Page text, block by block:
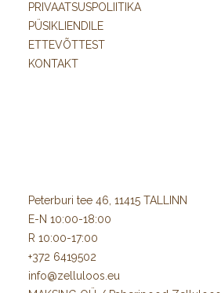
PRIVAATSUSPOLIITIKA
PÜSIKLIENDILE
ETTEVÕTTEST
KONTAKT
Peterburi tee 46, 11415 TALLINN
E-N 10:00-18:00
R 10:00-17:00
+372 6419502
info@zelluloos.eu